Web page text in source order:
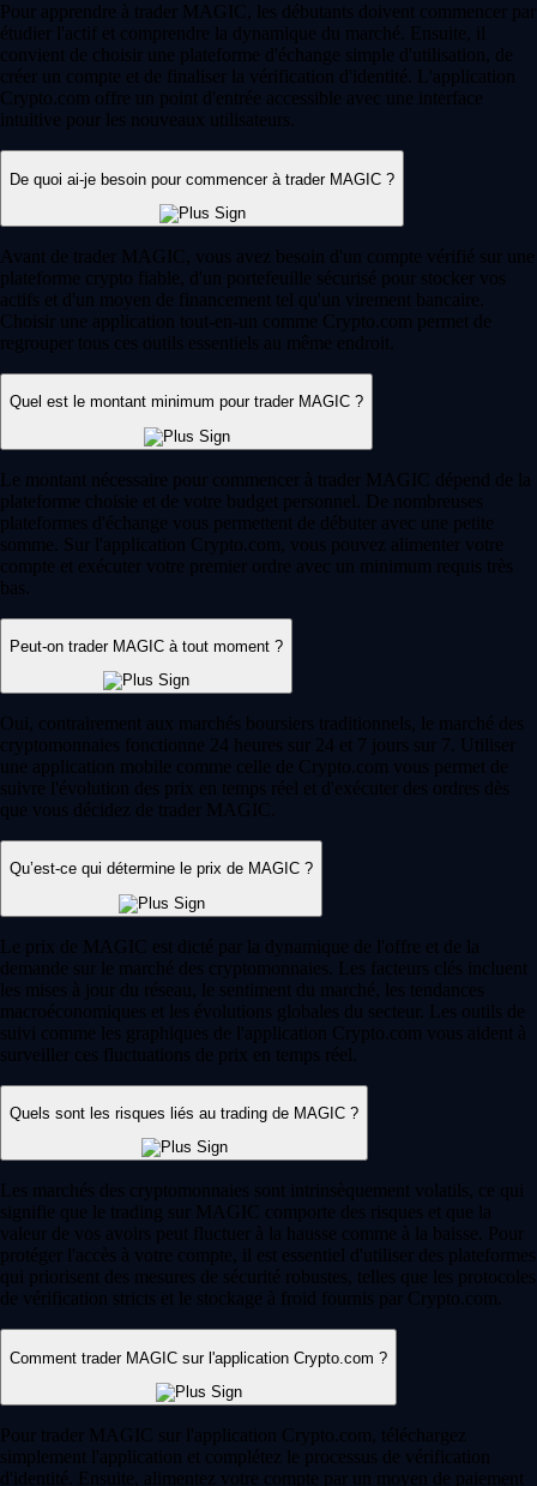
Pour apprendre à trader MAGIC, les débutants doivent commencer par
étudier l'actif et comprendre la dynamique du marché. Ensuite, il
convient de choisir une plateforme d'échange simple d'utilisation, de
créer un compte et de finaliser la vérification d'identité. L'application
Crypto.com offre un point d'entrée accessible avec une interface
intuitive pour les nouveaux utilisateurs.
De quoi ai-je besoin pour commencer à trader MAGIC ?
Avant de trader MAGIC, vous avez besoin d'un compte vérifié sur une
plateforme crypto fiable, d'un portefeuille sécurisé pour stocker vos
actifs et d'un moyen de financement tel qu'un virement bancaire.
Choisir une application tout-en-un comme Crypto.com permet de
regrouper tous ces outils essentiels au même endroit.
Quel est le montant minimum pour trader MAGIC ?
Le montant nécessaire pour commencer à trader MAGIC dépend de la
plateforme choisie et de votre budget personnel. De nombreuses
plateformes d'échange vous permettent de débuter avec une petite
somme. Sur l'application Crypto.com, vous pouvez alimenter votre
compte et exécuter votre premier ordre avec un minimum requis très
bas.
Peut-on trader MAGIC à tout moment ?
Oui, contrairement aux marchés boursiers traditionnels, le marché des
cryptomonnaies fonctionne 24 heures sur 24 et 7 jours sur 7. Utiliser
une application mobile comme celle de Crypto.com vous permet de
suivre l'évolution des prix en temps réel et d'exécuter des ordres dès
que vous décidez de trader MAGIC.
Qu’est-ce qui détermine le prix de MAGIC ?
Le prix de MAGIC est dicté par la dynamique de l'offre et de la
demande sur le marché des cryptomonnaies. Les facteurs clés incluent
les mises à jour du réseau, le sentiment du marché, les tendances
macroéconomiques et les évolutions globales du secteur. Les outils de
suivi comme les graphiques de l'application Crypto.com vous aident à
surveiller ces fluctuations de prix en temps réel.
Quels sont les risques liés au trading de MAGIC ?
Les marchés des cryptomonnaies sont intrinsèquement volatils, ce qui
signifie que le trading sur MAGIC comporte des risques et que la
valeur de vos avoirs peut fluctuer à la hausse comme à la baisse. Pour
protéger l'accès à votre compte, il est essentiel d'utiliser des plateformes
qui priorisent des mesures de sécurité robustes, telles que les protocoles
de vérification stricts et le stockage à froid fournis par Crypto.com.
Comment trader MAGIC sur l'application Crypto.com ?
Pour trader MAGIC sur l'application Crypto.com, téléchargez
simplement l'application et complétez le processus de vérification
d'identité. Ensuite, alimentez votre compte par un moyen de paiement